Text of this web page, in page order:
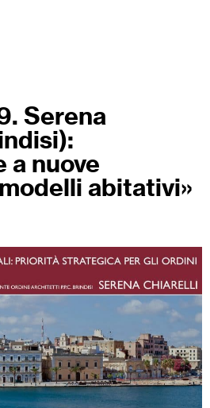
Serena
a nuove
abitativi»